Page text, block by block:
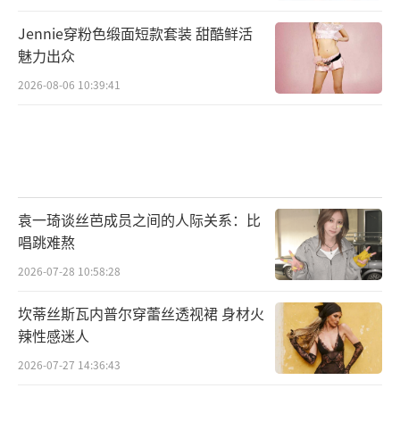
Jennie穿粉色缎面短款套装 甜酷鲜活
魅力出众
2026-08-06 10:39:41
袁一琦谈丝芭成员之间的人际关系：比
唱跳难熬
2026-07-28 10:58:28
坎蒂丝斯瓦内普尔穿蕾丝透视裙 身材火
辣性感迷人
2026-07-27 14:36:43